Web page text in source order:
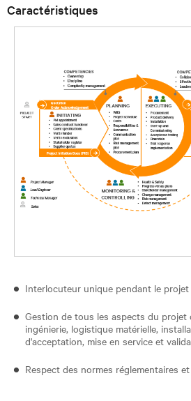
Caractéristiques
Interlocuteur unique pendant le projet
Gestion de tous les aspects du projet
ingénierie, logistique matérielle,
d'acceptation, mise en service et
Respect des normes réglementaires